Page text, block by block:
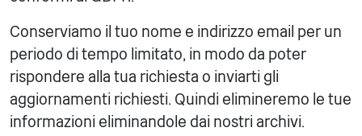
Conserviamo il tuo nome e indirizzo email per un
periodo di tempo limitato, in modo da poter
rispondere alla tua richiesta o inviarti gli
aggiornamenti richiesti. Quindi elimineremo le tue
informazioni eliminandole dai nostri archivi.